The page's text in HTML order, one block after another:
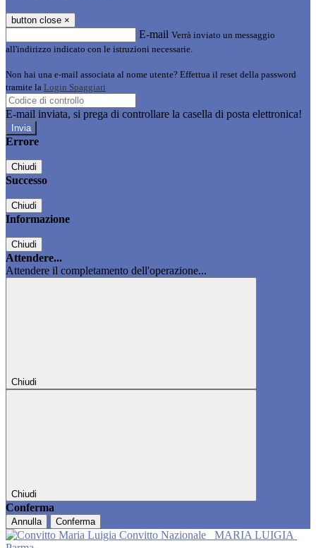
button close ×
E-mail Verrà inviato un messaggio
all'indirizzo indicato con le istruzioni necessarie.
Non hai una e-mail associata al nome utente? Effettua il reset della password
tramite la Login Spaggiari
E-mail inviata, si prega di controllare la casella di posta elettronica!
Errore
Chiudi
Successo
Chiudi
Informazione
Chiudi
Attendere...
Attendere il completamento dell'operazione...
Chiudi
Chiudi
Conferma
Annulla Conferma
Convitto Nazionale
MARIA LUIGIA